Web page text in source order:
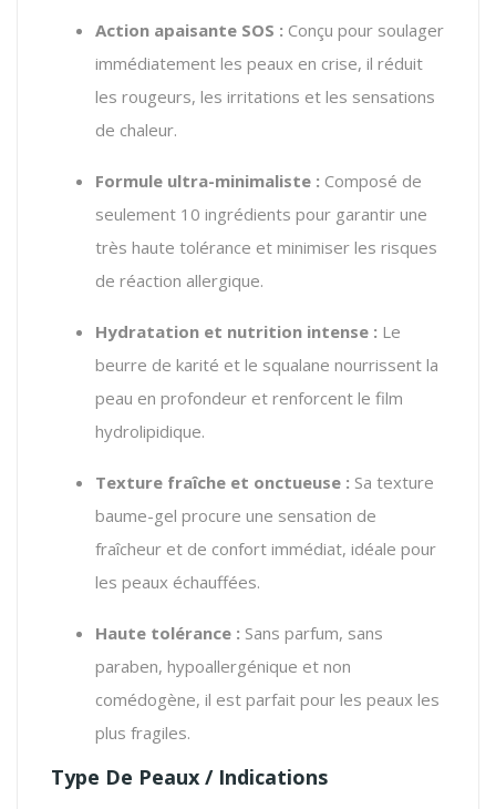
Action apaisante SOS : Conçu pour soulager
immédiatement les peaux en crise, il réduit
les rougeurs, les irritations et les sensations
de chaleur.
Formule ultra-minimaliste : Composé de
seulement 10 ingrédients pour garantir une
très haute tolérance et minimiser les risques
de réaction allergique.
Hydratation et nutrition intense : Le
beurre de karité et le squalane nourrissent la
peau en profondeur et renforcent le film
hydrolipidique.
Texture fraîche et onctueuse : Sa texture
baume-gel procure une sensation de
fraîcheur et de confort immédiat, idéale pour
les peaux échauffées.
Haute tolérance : Sans parfum, sans
paraben, hypoallergénique et non
comédogène, il est parfait pour les peaux les
plus fragiles.
Type De Peaux / Indications